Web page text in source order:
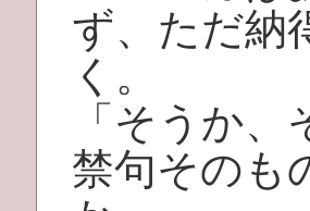
ず、ただ納
く。
「そうか
禁句そのも